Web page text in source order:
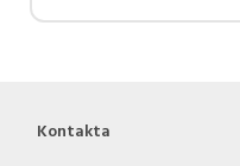
Kontakta